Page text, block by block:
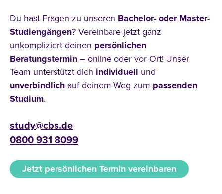
Du hast Fragen zu unseren Bachelor- oder Master-
Studiengängen? Vereinbare jetzt ganz
unkompliziert deinen persönlichen
Beratungstermin – online oder vor Ort! Unser
Team unterstützt dich individuell und
unverbindlich auf deinem Weg zum passenden
Studium.
study@cbs.de
0800 931 8099
Jetzt persönlichen Termin vereinbaren